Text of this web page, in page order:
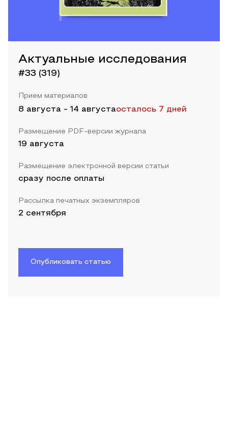
Актуальные исследования
#33 (319)
Прием материалов
8 августа - 14 августаосталось 7 дней
Размещение PDF-версии журнала
19 августа
Размещение электронной версии статьи
сразу после оплаты
Рассылка печатных экземпляров
2 сентября
Опубликовать статью